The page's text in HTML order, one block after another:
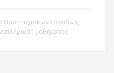
Προπτυχιακών Σπουδών,
μαθήματος